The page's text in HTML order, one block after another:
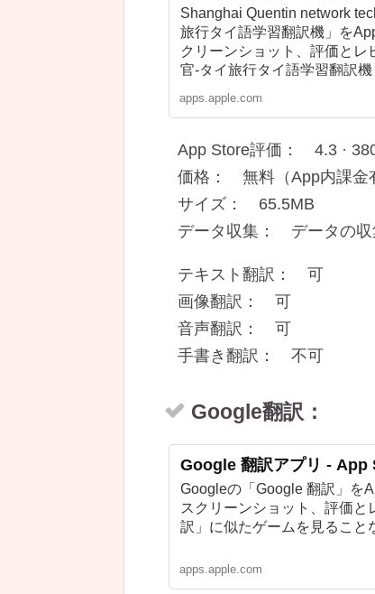
Shanghai Quentin network
旅行タイ語学習翻訳機」を
クリーンショット、評価と
官-タイ旅行タイ語学習翻訳
apps.apple.com
App Store評価： 4.3 ·
価格： 無料（App内課金
サイズ： 65.5MB
データ収集： データの収
テキスト翻訳： 可
画像翻訳： 可
音声翻訳： 可
手書き翻訳： 不可
Google翻訳：
Google 翻訳アプリ - App
Googleの「Google 翻訳」を
スクリーンショット、評価
訳」に似たゲームを見ること
apps.apple.com